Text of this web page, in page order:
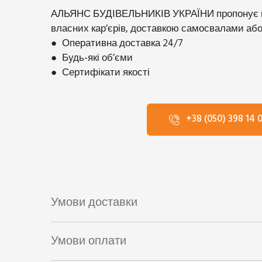
АЛЬЯНС БУДІВЕЛЬНИКІВ УКРАЇНИ пропонує
власних карʼєрів, доставкою самосвалами
● Оперативна доставка 24/7
● Будь-які обʼєми
● Сертифікати якості
+38 (050) 398 14
Умови доставки
1. Самовивіз з нашого майданчика
Продукція знаходиться на нашому
Умови оплати
1. Безготівковий платіж з ПДВ